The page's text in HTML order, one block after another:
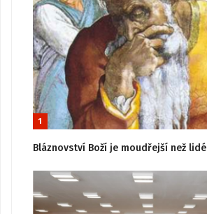
1
Bláznovství Boží je moudřejší než lidé